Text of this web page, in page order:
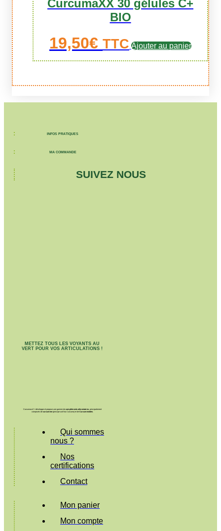
CurcumaXX 30 gélules C+
BIO
19,50€ TTC Ajouter au panier
INFOS PRATIQUES
MA COMMANDE
SUIVEZ NOUS
METTEZ TOUS LES VOYANTS AU
VERT POUR VOS ARTICULATIONS !
CurcumaxxC+ développe et propose une gamme de compléments alimentaires, principalement
composés de curcumine(principe actif du Curcuma) et de Curcuminoïdes.
Qui sommes
nous ?
Nos
certifications
Contact
Mon panier
Mon compte